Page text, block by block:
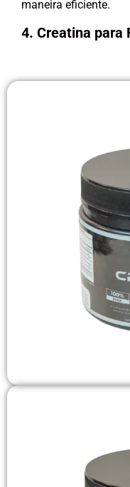
maneira eficiente.
4. Creatina para